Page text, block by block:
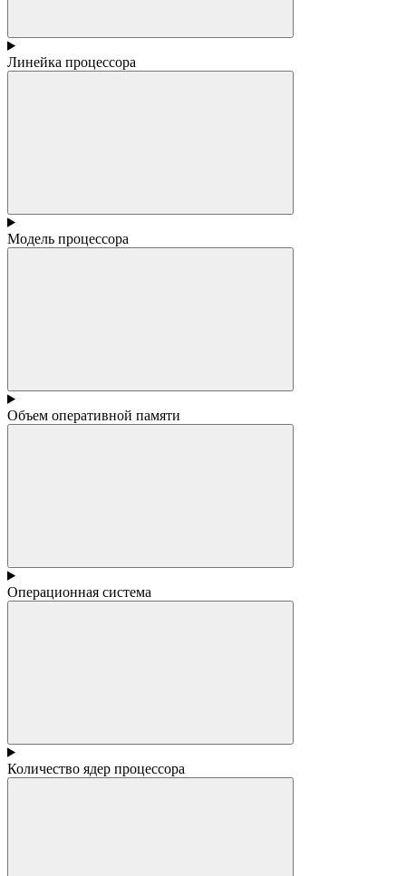
Линейка процессора
Модель процессора
Объем оперативной памяти
Операционная система
Количество ядер процессора